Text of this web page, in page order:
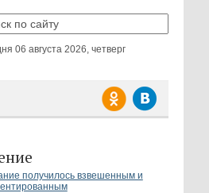
06 августа 2026, четверг
получилось взвешенным и